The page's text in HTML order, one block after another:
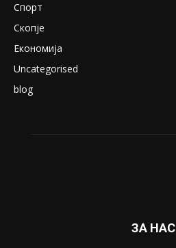
Спорт
Скопје
Економија
Uncategorised
blog
ЗА НАС